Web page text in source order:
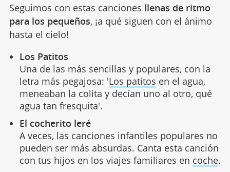
Seguimos con estas canciones llenas de ritmo
para los pequeños, ¡a qué siguen con el ánimo
hasta el cielo!
Los Patitos
Una de las más sencillas y populares, con la
letra más pegajosa: 'Los patitos en el agua,
meneaban la colita y decían uno al otro, qué
agua tan fresquita'.
El cocherito leré
A veces, las canciones infantiles populares no
pueden ser más absurdas. Canta esta canción
con tus hijos en los viajes familiares en coche.